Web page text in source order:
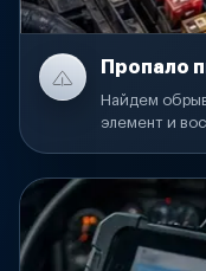
Пропало
Найдем
элемент и